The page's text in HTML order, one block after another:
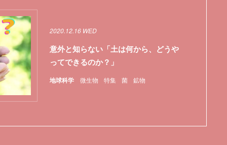
地球科学 微生物 特集 菌 鉱物
2020.12.16 WED
意外と知らない「土は何から、どうや
ってできるのか？」